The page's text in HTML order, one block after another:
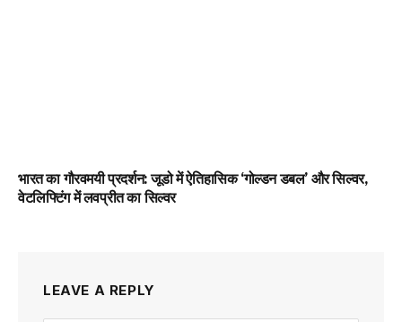
भारत का गौरवमयी प्रदर्शन: जूडो में ऐतिहासिक ‘गोल्डन डबल’ और सिल्वर,
वेटलिफ्टिंग में लवप्रीत का सिल्वर
LEAVE A REPLY